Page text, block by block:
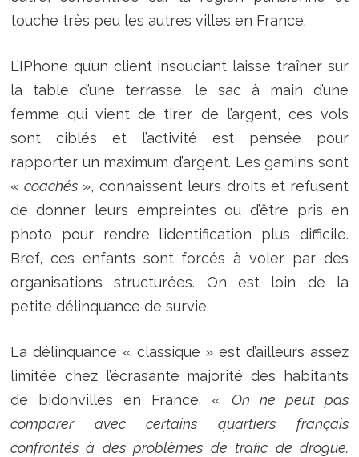
touche très peu les autres villes en France.
L’IPhone qu’un client insouciant laisse traîner sur
la table d’une terrasse, le sac à main d’une
femme qui vient de tirer de l’argent, ces vols
sont ciblés et l’activité est pensée pour
rapporter un maximum d’argent. Les gamins sont
«coachés », connaissent leurs droits et refusent
de donner leurs empreintes ou d’être pris en
photo pour rendre l’identification plus difficile.
Bref, ces enfants sont forcés à voler par des
organisations structurées. On est loin de la
petite délinquance de survie.
La délinquance « classique » est d’ailleurs assez
limitée chez l’écrasante majorité des habitants
de bidonvilles en France. « On ne peut pas
comparer avec certains quartiers français
confrontés à des problèmes de trafic de drogue.